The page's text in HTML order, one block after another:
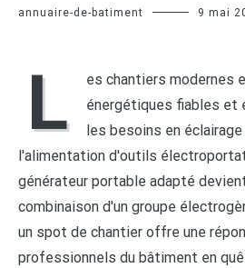
annuaire-de-batiment 9 mai
L
es chantiers modernes
énergétiques fiables et
les besoins en
l'alimentation d'outils
générateur portable adapté
combinaison d'un groupe
un spot de chantier offre une
professionnels du bâtiment en